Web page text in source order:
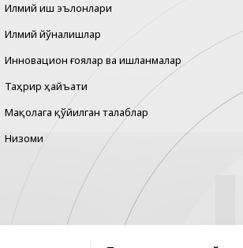
Илмий иш эълонлари
Илмий йўналишлар
Инновацион ғоялар ва ишланмалар
Таҳрир ҳайъати
Мақолага қўйилган талаблар
Низоми